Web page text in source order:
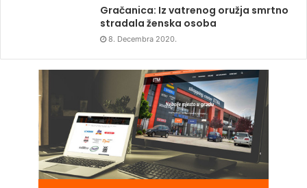
Gračanica: Iz vatrenog oružja smrtno
stradala ženska osoba
8. Decembra 2020.